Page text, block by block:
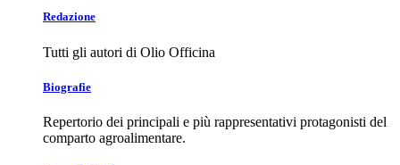
Redazione
Tutti gli autori di Olio Officina
Biografie
Repertorio dei principali e più rappresentativi protagonisti del
comparto agroalimentare.